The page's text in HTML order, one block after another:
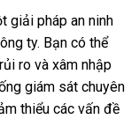
giải pháp an ninh
ty. Bạn có thể
ro và xâm nhập
giám sát chuyên
thiểu các vấn đề